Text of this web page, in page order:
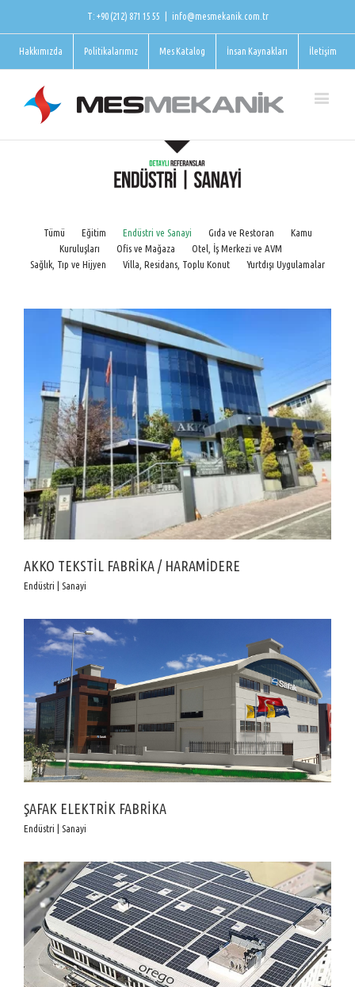
T: +90 (212) 871 15 55 info@mesmekanik.com.tr
Hakkımızda Politikalarımız Mes Katalog İnsan Kaynakları İletişim
Tümü Eğitim Endüstri ve Sanayi Gıda ve Restoran
Kamu
Kuruluşları
Ofis ve Mağaza
Otel, İş Merkezi ve AVM
Sağlık, Tıp ve Hijyen
Villa, Residans, Toplu Konut Yurtdışı Uygulamalar
AKKO TEKSTİL FABRİKA / HARAMİDERE
Endüstri | Sanayi
ŞAFAK ELEKTRİK FABRİKA
Endüstri | Sanayi